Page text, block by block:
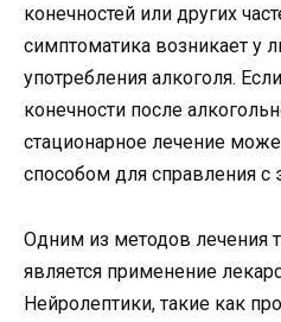
конечностей или других
симптоматика возникает у
употребления алкоголя.
конечности после
стационарное лечение
способом для справления с
Одним из методов лечения
является применение
Нейролептики, такие как